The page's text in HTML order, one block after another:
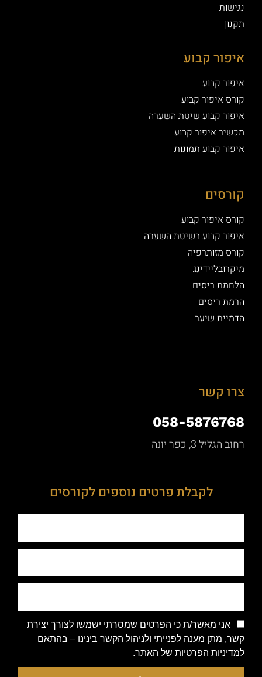
נגישות
תקנון
איפור קבוע
איפור קבוע
קורס איפור קבוע
איפור קבוע שיטת השערה
מכשיר איפור קבוע
איפור קבוע תמונות
קורסים
קורס איפור קבוע
איפור קבוע בשיטת השערה
קורס מזותרפיה
מיקרובליידינג
הלחמת ריסים
הרמת ריסים
הדמיית שיער
צרו קשר
058-5876768
רחוב הגליל 3, כפר יונה
לקבלת פרטים נוספים לקורסים
אני מאשר/ת כי הפרטים שמסרתי ישמשו לצורך יצירת
קשר, מתן מענה לפנייתי ולניהול הקשר בינינו – בהתאם
למדיניות הפרטיות של האתר.